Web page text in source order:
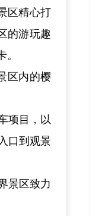
区精心打
的游玩趣
区内的樱
项目，以
口到观景
景区致力